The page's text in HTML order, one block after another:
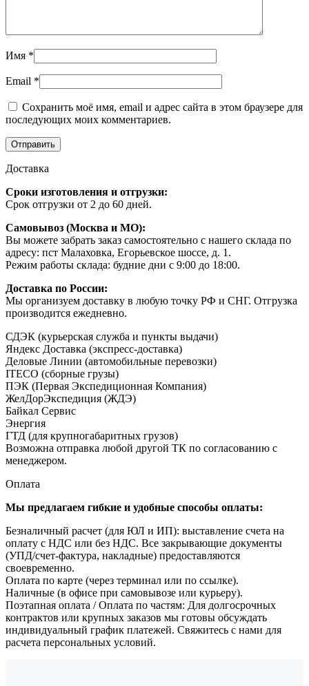
Имя *
Email *
Сохранить моё имя, email и адрес сайта в этом браузере для
последующих моих комментариев.
Доставка
Сроки изготовления и отгрузки:
Срок отгрузки от 2 до 60 дней.
Самовывоз (Москва и МО):
Вы можете забрать заказ самостоятельно с нашего склада по
адресу: пст Малаховка, Егорьевское шоссе, д. 1.
Режим работы склада: будние дни с 9:00 до 18:00.
Доставка по России:
Мы организуем доставку в любую точку РФ и СНГ. Отгрузка
производится ежедневно.
СДЭК (курьерская служба и пункты выдачи)
Яндекс Доставка (экспресс-доставка)
Деловые Линии (автомобильные перевозки)
ITECO (сборные грузы)
ПЭК (Первая Экспедиционная Компания)
ЖелДорЭкспедиция (ЖДЭ)
Байкал Сервис
Энергия
ГТД (для крупногабаритных грузов)
Возможна отправка любой другой ТК по согласованию с
менеджером.
Оплата
Мы предлагаем гибкие и удобные способы оплаты:
Безналичный расчет (для ЮЛ и ИП): выставление счета на
оплату с НДС или без НДС. Все закрывающие документы
(УПД/счет-фактура, накладные) предоставляются
своевременно.
Оплата по карте (через терминал или по ссылке).
Наличные (в офисе при самовывозе или курьеру).
Поэтапная оплата / Оплата по частям: Для долгосрочных
контрактов или крупных заказов мы готовы обсуждать
индивидуальный график платежей. Свяжитесь с нами для
расчета персональных условий.